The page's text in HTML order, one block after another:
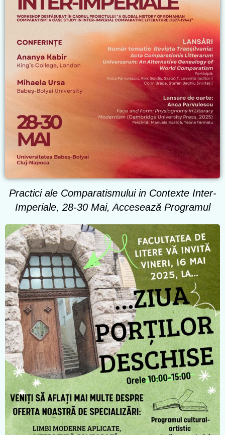
Practici ale Comparatismului in Contexte Inter-
Imperiale, 28-30 Mai, Accesează Programul